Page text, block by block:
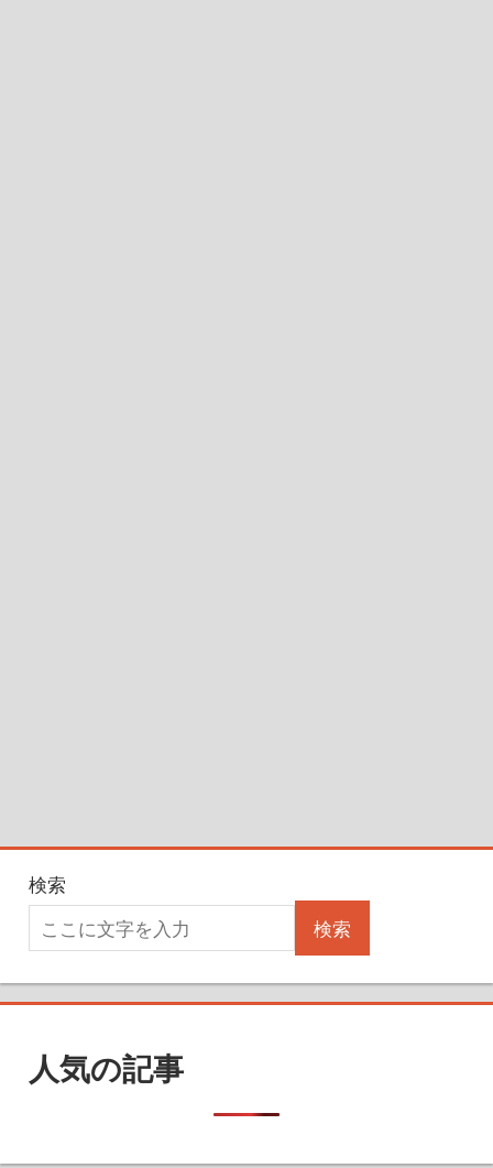
検索
検索
人気の記事